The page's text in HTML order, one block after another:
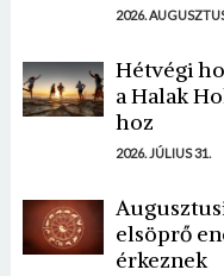
2026.
Hétvégi
a Halak
hoz
2026. JÚLIUS 31.
elsöprő
érkeznek